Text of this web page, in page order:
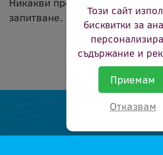
запитване.
Този сайт
бисквитки за
съдържание и
Приемам
Отказвам